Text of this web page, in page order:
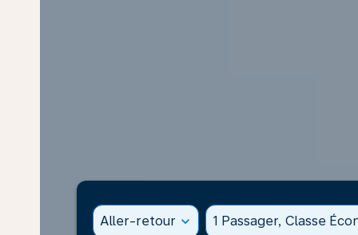
Aller-retour expand_more 1 Passager, Classe